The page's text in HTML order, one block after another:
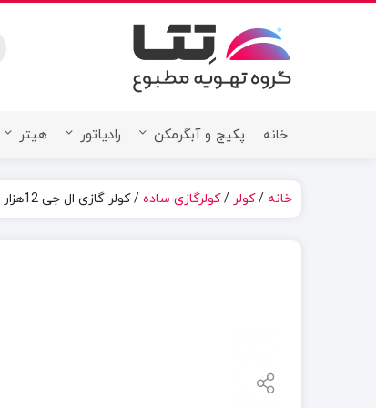
خانه پکیج و آبگرمکن رادیاتور هیتر
خانه /کولر /کولرگازی ساده / کولر گازی ال جی 12هزار Next Plus ll مدل NP127SK1